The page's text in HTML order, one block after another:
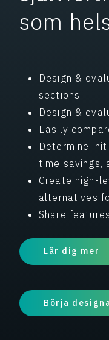
som
Design &
sections
Design &
Easily
Determine
time savings,
Create high-
alternatives
Share
Lär dig mer
Börja